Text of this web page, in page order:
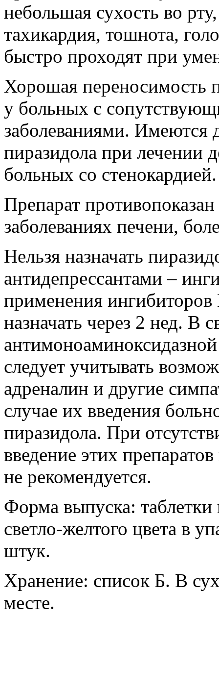
небольшая сухость во
тахикардия, тошнота,
быстро проходят при
Хорошая переносимость
у больных с
заболеваниями. Имеются
пиразидола при лечении
больных со стенокардией.
Препарат
заболеваниях печени,
Нельзя назначать
антидепрессантами –
применения
назначать через 2 нед. В
следует учитывать
адреналин и другие
случае их введения
пиразидола. При
введение этих
не рекомендуется.
Форма выпуска:
светло-желтого цвета в
штук.
Хранение: список Б. В
месте.